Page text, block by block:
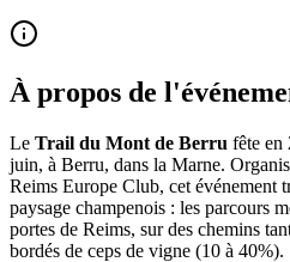
À propos de
Le Trail du Mont de Berru fête en
juin, à Berru, dans la Marne.
Reims Europe Club, cet événement
paysage champenois : les parcours
portes de Reims, sur des chemins
bordés de ceps de vigne (10 à 40%).